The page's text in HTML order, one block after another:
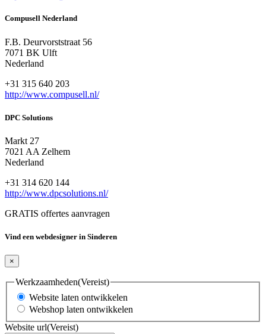
Compusell Nederland
F.B. Deurvorststraat 56
7071 BK Ulft
Nederland
+31 315 640 203
http://www.compusell.nl/
DPC Solutions
Markt 27
7021 AA Zelhem
Nederland
+31 314 620 144
http://www.dpcsolutions.nl/
GRATIS offertes aanvragen
Vind een webdesigner in Sinderen
×
Werkzaamheden(Vereist)
Website laten ontwikkelen
Webshop laten ontwikkelen
Website url(Vereist)